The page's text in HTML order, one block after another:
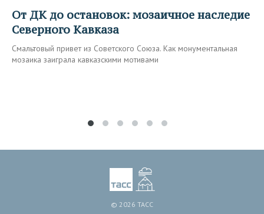
От ДК до остановок: мозаичное наследие
Северного Кавказа
Смальтовый привет из Советского Союза. Как монументальная
мозаика заиграла кавказскими мотивами
© 2026 ТАСС